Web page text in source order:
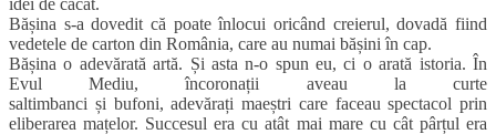
idei de căcat.
Bășina s-a dovedit că poate înlocui oricând creierul, dovadă fiind
vedetele de carton din România, care au numai bășini în cap.
Bășina o adevărată artă. Și asta n-o spun eu, ci o arată istoria. În
Evul Mediu, încoronații aveau la curte
saltimbanci și bufoni, adevărați maeștri care faceau spectacol prin
eliberarea mațelor. Succesul era cu atât mai mare cu cât pârțul era